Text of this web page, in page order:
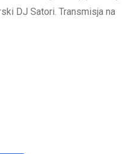
DJ Satori. Transmisja na